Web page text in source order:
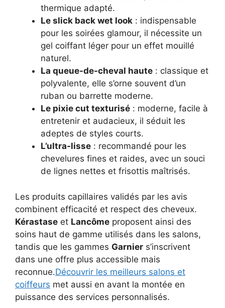
thermique adapté.
Le slick back wet look : indispensable
pour les soirées glamour, il nécessite un
gel coiffant léger pour un effet mouillé
naturel.
La queue-de-cheval haute : classique et
polyvalente, elle s’orne souvent d’un
ruban ou barrette moderne.
Le pixie cut texturisé : moderne, facile à
entretenir et audacieux, il séduit les
adeptes de styles courts.
L’ultra-lisse : recommandé pour les
chevelures fines et raides, avec un souci
de lignes nettes et frisottis maîtrisés.
Les produits capillaires validés par les avis
combinent efficacité et respect des cheveux.
Kérastase et Lancôme proposent ainsi des
soins haut de gamme utilisés dans les salons,
tandis que les gammes Garnier s’inscrivent
dans une offre plus accessible mais
reconnue.Découvrir les meilleurs salons et
coiffeurs met aussi en avant la montée en
puissance des services personnalisés.